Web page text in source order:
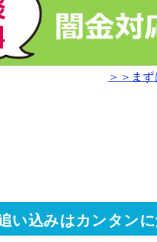
＞＞ま
い込みはカンタン